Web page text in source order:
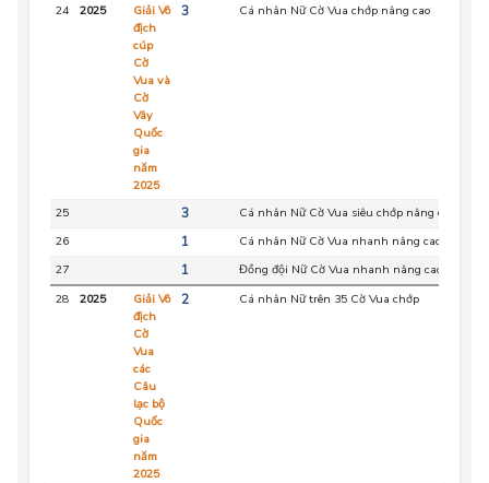
24
2025
Giải Vô
địch
cúp
Cờ
Vua và
Cờ
Vây
Quốc
gia
năm
2025
3 Cá nhân Nữ Cờ Vua chớp nâng cao
25 3 Cá nhân Nữ Cờ Vua siêu chớp nâng cao
26
1 Cá nhân Nữ Cờ Vua nhanh nâng cao
27
1 Đồng đội Nữ Cờ Vua nhanh nâng cao
28
2025
Giải Vô
địch
Cờ
Vua
các
Câu
lạc bộ
Quốc
gia
năm
2025
2 Cá nhân Nữ trên 35 Cờ Vua chớp